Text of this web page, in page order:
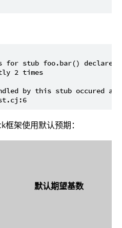
for stub foo.bar() declared
2 times
by this stub occured at:
架使用默认预期：
默认期望基数